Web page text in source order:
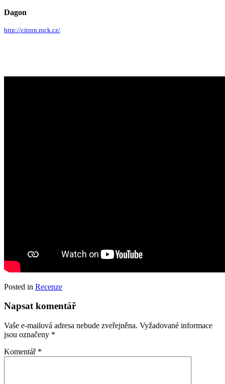
Dagon
http://citron.rock.cz/
Posted in Recenze
Napsat komentář
Vaše e-mailová adresa nebude zveřejněna. Vyžadované informace
jsou označeny *
Komentář *